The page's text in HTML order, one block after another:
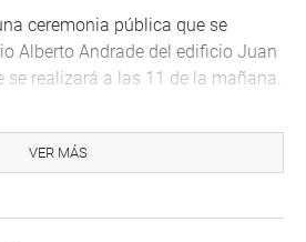
ceremonia pública que se
Alberto Andrade del edificio Juan
se realizará a las 11 de la mañana.
smarthpone para quienes ocupen
beca para aprender un idioma
VER MÁS